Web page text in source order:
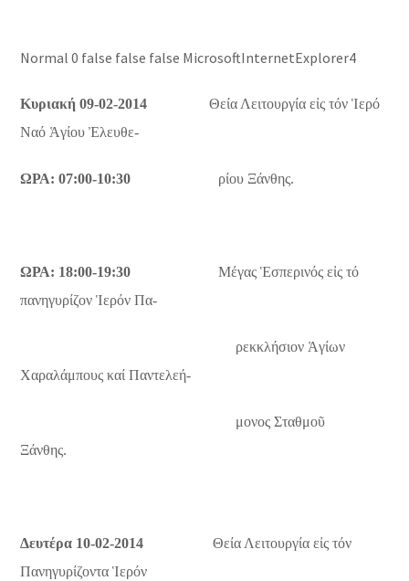
Normal 0 false false false MicrosoftInternetExplorer4
Κυριακή 09-02-2014
Θεία Λειτουργία εἰς τόν Ἱερό
Ναό Ἁγίου Ἐλευθε-
ΩΡΑ: 07:00-10:30 ρίου Ξάνθης.
ΩΡΑ: 18:00-19:30
Μέγας Ἑσπερινός εἰς τό
πανηγυρίζον Ἱερόν Πα-
ρεκκλήσιον Ἁγίων
Χαραλάμπους καί Παντελεή-
μονος Σταθμοῦ
Ξάνθης.
Δευτέρα 10-02-2014
Θεία Λειτουργία εἰς τόν
Πανηγυρίζοντα Ἱερόν